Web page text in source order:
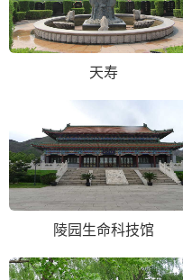
天寿
陵园生命科技馆